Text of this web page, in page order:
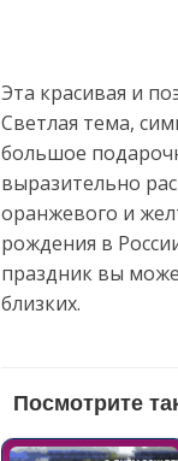
Эта красивая и
Светлая тема,
большое
выразительно
оранжевого и
рождения в
праздник вы
близких.
Посмотрите